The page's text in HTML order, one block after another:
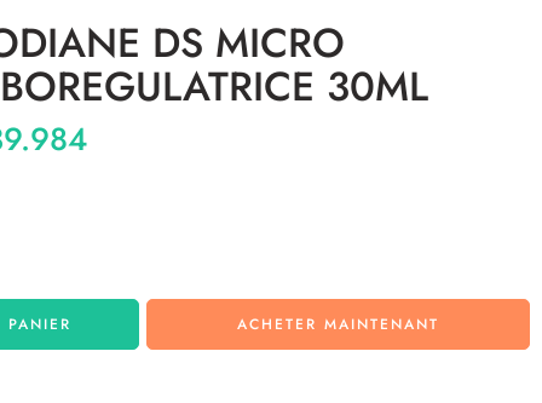
DS MICRO
30ML
PANIER ACHETER MAINTENANT